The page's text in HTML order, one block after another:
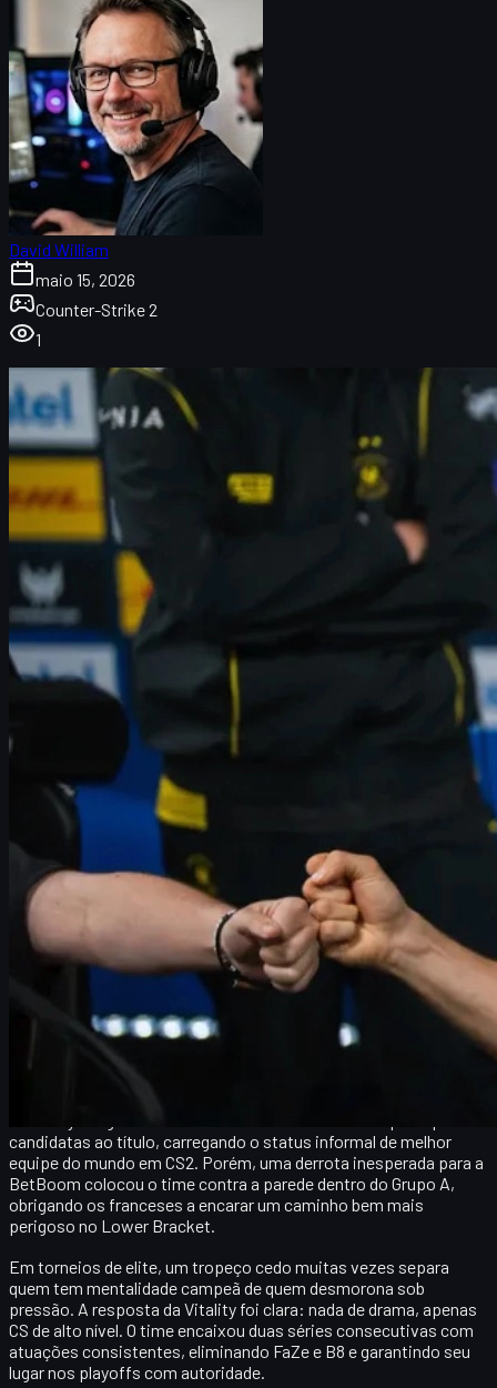
David William
maio 15, 2026
Counter-Strike 2
1
Visão geral da IEM Atlanta 2026
Corrida da Vitality no Lower Bracket
Mapas-chave da campanha da Vitality
GamerLegion e o renascimento de Snax
Domínio da GamerLegion contra Liquid e Astralis
Análise tática: o que Vitality e GamerLegion fizeram
certo
Impacto no cenário competitivo de CS2 em 2026
Skins em CS2: economia, estilo e oportunidades na
UUSKINS
Dicas para jogadores que querem evoluir em CS2
Conclusão: o que esperar dos playoffs em Atlanta
IEM Atlanta 2026: panorama dos playoffs e corridas no
Lower Bracket
A fase de grupos da IEM Atlanta 2026
entregou exatamente o que a comunidade esperava: jogos
tensos, reviravoltas e dois times tradicionais mostrando por que
ainda são temidos em qualquer chave.
fecharam as vagas restantes nos playoffs através de corridas
impecáveis no
Lower Bracket
pesados como
Neste artigo, vamos destrinchar como cada equipe construiu
essa classificação, os destaques individuais, as escolhas de
mapa, as leituras táticas e o que isso significa para o restante da
temporada 2026. Além disso, aproveitamos para discutir um
ponto essencial na experiência moderna de CS2: a economia de
skins, como isso impacta a motivação dos jogadores e onde
transações seguras de itens
Vitality: de crise momentânea a vaga garantida nos
candidatas ao título, carregando o status informal de melhor
equipe do mundo em CS2. Porém, uma derrota inesperada para a
BetBoom colocou o time contra a parede dentro do Grupo A,
obrigando os franceses a encarar um caminho bem mais
perigoso no Lower Bracket.
Em torneios de elite, um tropeço cedo muitas vezes separa
quem tem mentalidade campeã de quem desmorona sob
pressão. A resposta da Vitality foi clara: nada de drama, apenas
CS de alto nível. O time encaixou duas séries consecutivas com
atuações consistentes, eliminando FaZe e B8 e garantindo seu
lugar nos playoffs com autoridade.